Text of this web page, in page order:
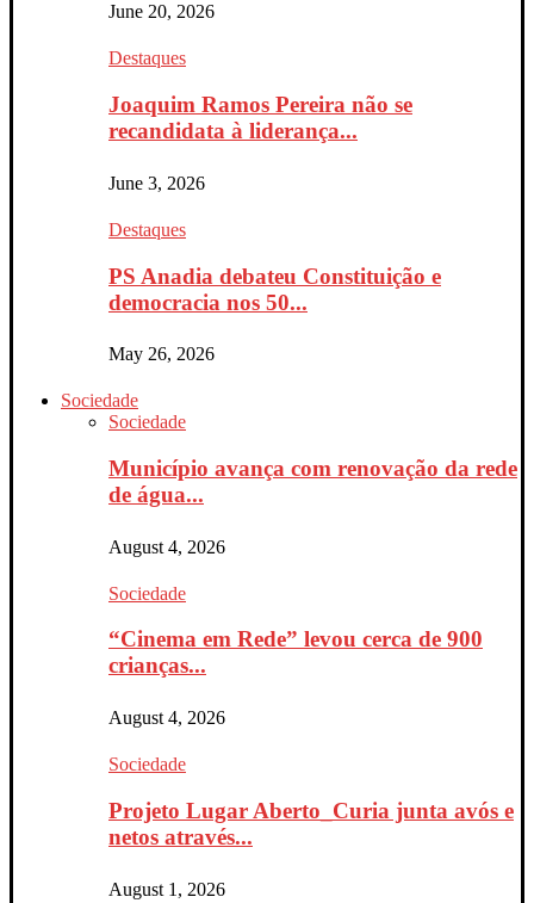
June 20, 2026
Destaques
Joaquim Ramos Pereira não se
recandidata à liderança...
June 3, 2026
Destaques
PS Anadia debateu Constituição e
democracia nos 50...
May 26, 2026
Sociedade
Sociedade
Município avança com renovação da rede
de água...
August 4, 2026
Sociedade
“Cinema em Rede” levou cerca de 900
crianças...
August 4, 2026
Sociedade
Projeto Lugar Aberto_Curia junta avós e
netos através...
August 1, 2026